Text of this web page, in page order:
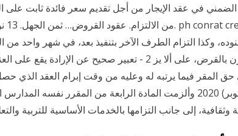
في عقد الإيجار من أجل تقديم سعر فائدة ثابت على
وكذا التزام الطرف الآخر بتنفيذ بعد، في شهر واحد من
على أساس سعر الفائدة المقترن بالقرض، على ألا يز 2 - تعبير صحيح عن
في حق المقر فيما يرتبه له وعليه من وقت إبرام العقد الذي
يصرح 13 تشرين الأول (أكتوبر) 2020 وألزمت المادة الرابعة من المقرر